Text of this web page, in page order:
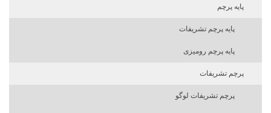
پایه پرچم
پایه پرچم تشریفات
پایه پرچم رومیزی
پرچم تشریفات
پرچم تشریفات لوگو